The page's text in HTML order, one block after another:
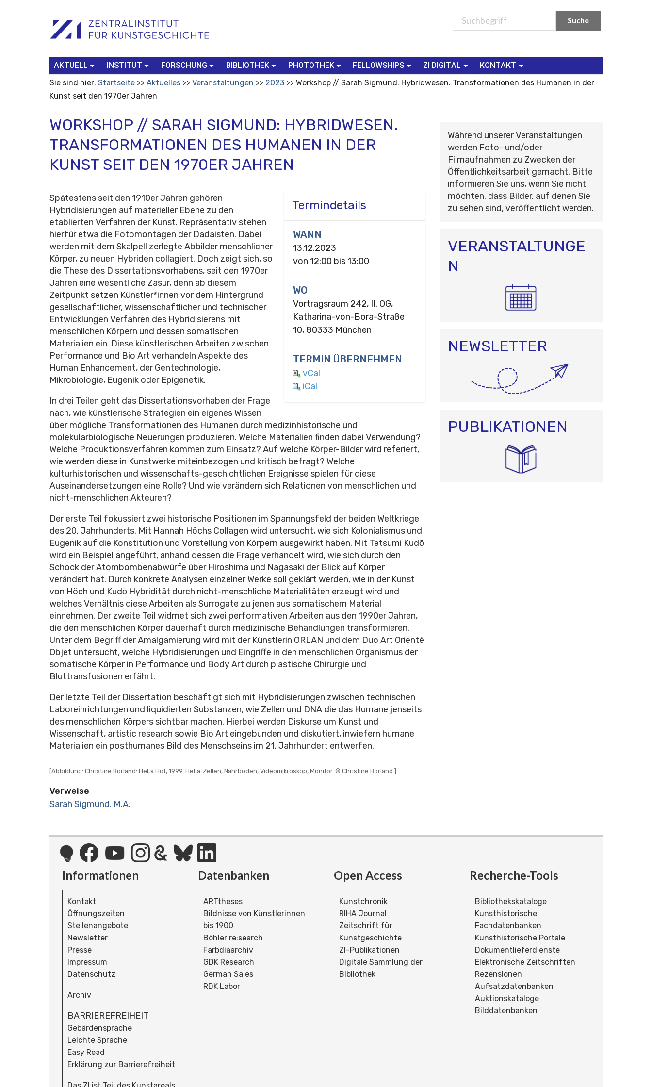
Werkzeuge
Search…
AKTUELL INSTITUT FORSCHUNG BIBLIOTHEK PHOTOTHEK FELLOWSHIPS ZI DIGITAL
KONTAKT
Sie sind hier: Startseite Aktuelles Veranstaltungen 2023
Workshop // Sarah Sigmund: Hybridwesen. Transformationen des Humanen in der
Kunst seit den 1970er Jahren
WORKSHOP // SARAH SIGMUND: HYBRIDWESEN.
TRANSFORMATIONEN DES HUMANEN IN DER
KUNST SEIT DEN 1970ER JAHREN
Termindetails
WANN
13.12.2023
von 12:00 bis 13:00
WO
Vortragsraum 242, II. OG,
Katharina-von-Bora-Straße
10, 80333 München
TERMIN ÜBERNEHMEN
vCal
iCal
Spätestens seit den 1910er Jahren gehören
Hybridisierungen auf materieller Ebene zu den
etablierten Verfahren der Kunst. Repräsentativ stehen
hierfür etwa die Fotomontagen der Dadaisten. Dabei
werden mit dem Skalpell zerlegte Abbilder menschlicher
Körper, zu neuen Hybriden collagiert. Doch zeigt sich, so
die These des Dissertationsvorhabens, seit den 1970er
Jahren eine wesentliche Zäsur, denn ab diesem
Zeitpunkt setzen Künstler*innen vor dem Hintergrund
gesellschaftlicher, wissenschaftlicher und technischer
Entwicklungen Verfahren des Hybridisierens mit
menschlichen Körpern und dessen somatischen
Materialien ein. Diese künstlerischen Arbeiten zwischen
Performance und Bio Art verhandeln Aspekte des
Human Enhancement, der Gentechnologie,
Mikrobiologie, Eugenik oder Epigenetik.
In drei Teilen geht das Dissertationsvorhaben der Frage
nach, wie künstlerische Strategien ein eigenes Wissen
über mögliche Transformationen des Humanen durch medizinhistorische und
molekularbiologische Neuerungen produzieren. Welche Materialien finden dabei Verwendung?
Welche Produktionsverfahren kommen zum Einsatz? Auf welche Körper-Bilder wird referiert,
wie werden diese in Kunstwerke miteinbezogen und kritisch befragt? Welche
kulturhistorischen und wissenschafts-geschichtlichen Ereignisse spielen für diese
Auseinandersetzungen eine Rolle? Und wie verändern sich Relationen von menschlichen und
nicht-menschlichen Akteuren?
Der erste Teil fokussiert zwei historische Positionen im Spannungsfeld der beiden Weltkriege
des 20. Jahrhunderts. Mit Hannah Höchs Collagen wird untersucht, wie sich Kolonialismus und
Eugenik auf die Konstitution und Vorstellung von Körpern ausgewirkt haben. Mit Tetsumi Kudо̄
wird ein Beispiel angeführt, anhand dessen die Frage verhandelt wird, wie sich durch den
Schock der Atombombenabwürfe über Hiroshima und Nagasaki der Blick auf Körper
verändert hat. Durch konkrete Analysen einzelner Werke soll geklärt werden, wie in der Kunst
von Höch und Kudо̄ Hybridität durch nicht-menschliche Materialitäten erzeugt wird und
welches Verhältnis diese Arbeiten als Surrogate zu jenen aus somatischem Material
einnehmen. Der zweite Teil widmet sich zwei performativen Arbeiten aus den 1990er Jahren,
die den menschlichen Körper dauerhaft durch medizinische Behandlungen transformieren.
Unter dem Begriff der Amalgamierung wird mit der Künstlerin ORLAN und dem Duo Art Orienté
Objet untersucht, welche Hybridisierungen und Eingriffe in den menschlichen Organismus der
somatische Körper in Performance und Body Art durch plastische Chirurgie und
Bluttransfusionen erfährt.
Der letzte Teil der Dissertation beschäftigt sich mit Hybridisierungen zwischen technischen
Laboreinrichtungen und liquidierten Substanzen, wie Zellen und DNA die das Humane jenseits
des menschlichen Körpers sichtbar machen. Hierbei werden Diskurse um Kunst und
Wissenschaft, artistic research sowie Bio Art eingebunden und diskutiert, inwiefern humane
Materialien ein posthumanes Bild des Menschseins im 21. Jahrhundert entwerfen.
[Abbildung: Christine Borland: HeLa Hot, 1999. HeLa-Zellen, Nährboden, Videomikroskop, Monitor. © Christine Borland.]
Verweise
Sarah Sigmund, M.A.
Während unserer Veranstaltungen
werden Foto- und/oder
Filmaufnahmen zu Zwecken der
Öffentlichkeitsarbeit gemacht. Bitte
informieren Sie uns, wenn Sie nicht
möchten, dass Bilder, auf denen Sie
zu sehen sind, veröffentlicht werden.
VERANSTALTUNGE
N
NEWSLETTER
PUBLIKATIONEN
Informationen
Kontakt
Öffnungszeiten
Stellenangebote
Newsletter
Presse
Impressum
Datenschutz
Archiv
BARRIEREFREIHEIT
Gebärdensprache
Leichte Sprache
Easy Read
Erklärung zur Barrierefreiheit
Datenbanken
ARTtheses
Bildnisse von Künstlerinnen
bis 1900
Böhler re:search
Farbdiaarchiv
GDK Research
German Sales
RDK Labor
Open Access
Kunstchronik
RIHA Journal
Zeitschrift für
Kunstgeschichte
ZI-Publikationen
Digitale Sammlung der
Bibliothek
Recherche-Tools
Bibliothekskataloge
Kunsthistorische
Fachdatenbanken
Kunsthistorische Portale
Dokumentlieferdienste
Elektronische Zeitschriften
Rezensionen
Aufsatzdatenbanken
Auktionskataloge
Bilddatenbanken